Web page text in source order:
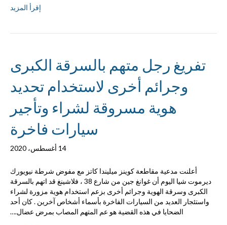
إقرأ المزيد
تفريغ رجل متهم بالسرقة الكبرى
وجرائم أخرى لاستخدام تحديد
هوية مسروقة لشراء وتأجير
سيارات فاخرة
14 أغسطس، 2020
أعلنت مدعية مقاطعة كوينز ميليندا كاتز مع مفوض شرطة نيويورك
ديرموت شيا اليوم أن غوانغ جين من شارع 38 ، فلاشينغ قد اتهم بالسرقة
الكبرى وسرقة الهوية وجرائم أخرى بزعم استخدام هوية مزورة لشراء
واستئجار العديد من السيارات الفاخرة بأسماء أشخاص آخرين . كان أحد
الضحايا في هذه القضية هو عم المتهم المصاب بمرض عضال.…